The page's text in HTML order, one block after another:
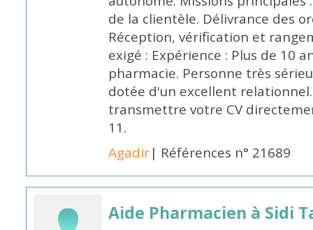
de la clientèle. Délivrance des
Réception, vérification et
exigé : Expérience : Plus de 10
pharmacie. Personne très
dotée d'un excellent
transmettre votre CV
11.
Agadir| Références n° 21689
Aide Pharmacien à Sidi